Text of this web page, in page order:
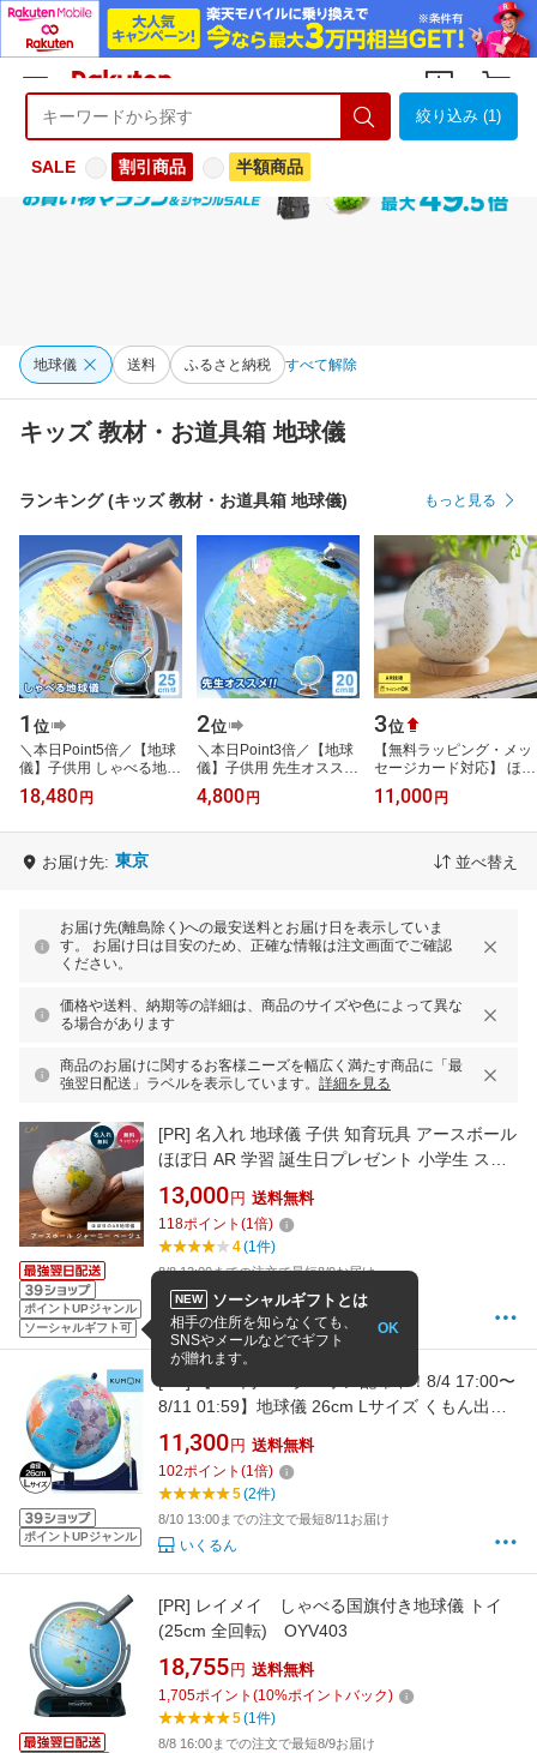
ようこそ 楽天市場へ ログイン
絞り込み (1)
SALE 割引商品 半額商品
地球儀 送料 ふるさと納税 すべて解除
キッズ 教材・お道具箱 地球儀
ランキング (キッズ 教材・お道具箱 地球儀) もっと見る
1 位
＼本日Point5倍／【地球
儀】子供用 しゃべる地球
儀 国旗付 トイ 子供用 行
政タイプ 25cm球 タッチ
18,480 円
2位
＼本日Point3倍／【地球
儀】子供用 先生オススメ
小学生の地球儀 行政タイ
プ 20cm球 小さい 地図帳
4,800 円
3位
【無料ラッピング・メッ
セージカード対応】 ほぼ
日 ほぼ日のアースボール
ジャーニー 地球儀 子供
11,000 円
お届け先: 東京 並べ替え
お届け先(離島除く)への最安送料とお届け日を表示していま
す。 お届け日は目安のため、正確な情報は注文画面でご確認
ください。
価格や送料、納期等の詳細は、商品のサイズや色によって異な
る場合があります
商品のお届けに関するお客様ニーズを幅広く満たす商品に「最
強翌日配送」ラベルを表示しています。 詳細を見る
ポイントUPジャンル
ソーシャルギフト可
[PR] 名入れ 地球儀 子供 知育玩具 アースボール
ほぼ日 AR 学習 誕生日プレゼント 小学生 スマ
ホ連動 インテリア 世界地図 教育 ギフト 日本製
JOURNEY 名前入り お中元
13,000 円 送料無料
118ポイント (1倍)
4(1件)
8/8 12:00までの注文で最短8/9お届け
ギフト専門店 THE WOW
ポイントUPジャンル
[PR]
【500円OFFクーポン配布中！8/4 17:00〜
8/11 01:59】地球儀 26cm Lサイズ くもん出版
知らない国がすぐに見つかる SC-21 知育 学習
ふりがな付き 子ども 小学生 KUMON
11,300 円 送料無料
102ポイント (1倍)
5(2件)
8/10 13:00までの注文で最短8/11お届け
いくるん
[PR] レイメイ しゃべる国旗付き地球儀 トイ
(25cm 全回転) OYV403
18,755 円 送料無料
1,705ポイント (10%ポイントバック)
5(1件)
8/8 16:00までの注文で最短8/9お届け
NEW ソーシャルギフトとは
相手の住所を知らなくても、
SNSやメールなどでギフト
が贈れます。
OK